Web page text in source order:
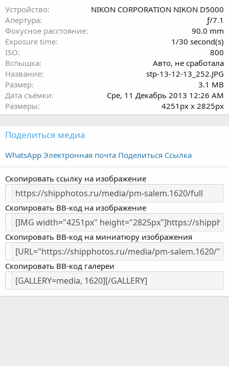
з
ё
з
Устройство
NIKON CORPORATION NIKON D5000
Апертура
ƒ/7.1
Фокусное расстояние
90.0 mm
Exposure time
1/30 second(s)
ISO
800
Вспышка
Авто, не сработала
Название
stp-13-12-13_252.JPG
Размер
3.1 MB
Дата съёмки
Сре, 11 Декабрь 2013 12:26 AM
Размеры
4251px x 2825px
Поделиться медиа
WhatsApp Электронная почта Поделиться Ссылка
Скопировать ссылку на изображение
Скопировать BB-код на изображение
Скопировать BB-код на миниатюру изображения
Скопировать BB-код галереи